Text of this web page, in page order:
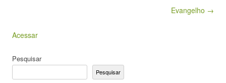
Evangelho →
Acessar
Pesquisar
Pesquisar